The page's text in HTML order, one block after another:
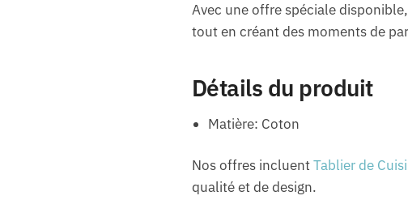
Avec une offre spéciale
tout en créant des moments de
Détails du produit
Matière: Coton
Nos offres incluentTablier de
qualité et de design.